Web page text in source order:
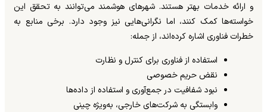
و ارائه خدمات بهتر هستند. شهرهای هوشمند می‌توانند به تحقق این
خواسته‌ها کمک کنند، اما نگرانی‌هایی نیز وجود دارد. برخی منابع به
خطرات فناوری اشاره کرده‌اند، از جمله:
استفاده از فناوری برای کنترل و نظارت
نقض حریم خصوصی
نبود شفافیت در جمع‌آوری و استفاده از داده‌ها
وابستگی به شرکت‌های خارجی، به‌ویژه چینی